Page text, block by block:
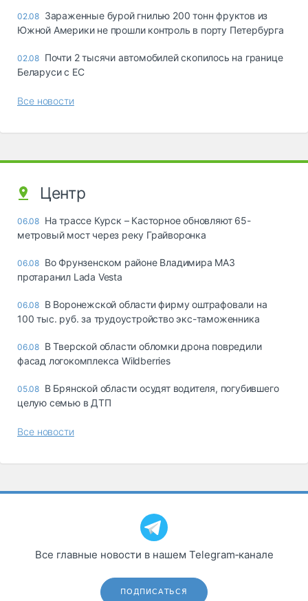
02.08 Зараженные бурой гнилью 200 тонн фруктов из
Южной Америки не прошли контроль в порту Петербурга
02.08 Почти 2 тысячи автомобилей скопилось на границе
Беларуси с ЕС
Все новости
Центр
06.08 На трассе Курск – Касторное обновляют 65-
метровый мост через реку Грайворонка
06.08 Во Фрунзенском районе Владимира МАЗ
протаранил Lada Vesta
06.08 В Воронежской области фирму оштрафовали на
100 тыс. руб. за трудоустройство экс-таможенника
06.08 В Тверской области обломки дрона повредили
фасад логокомплекса Wildberries
05.08 В Брянской области осудят водителя, погубившего
целую семью в ДТП
Все новости
Все главные новости в нашем Telegram‑канале
ПОДПИСАТЬСЯ